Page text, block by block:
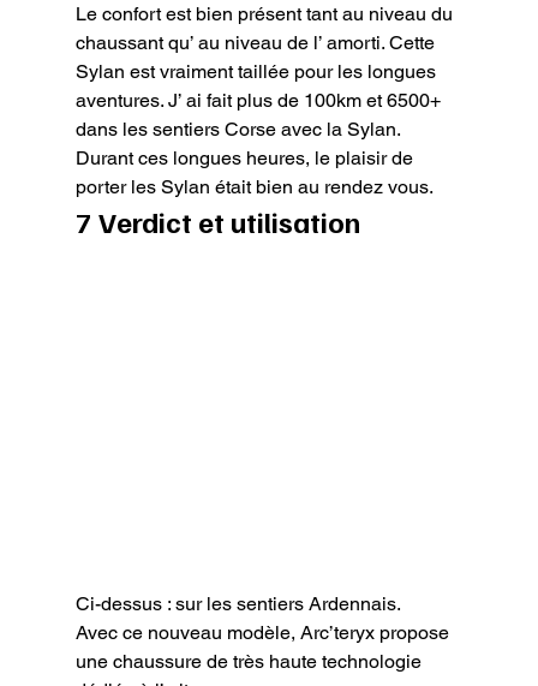
Le confort est bien présent tant au niveau du
chaussant qu’ au niveau de l’ amorti. Cette
Sylan est vraiment taillée pour les longues
aventures. J’ ai fait plus de 100km et 6500+
dans les sentiers Corse avec la Sylan.
Durant ces longues heures, le plaisir de
porter les Sylan était bien au rendez vous.
7 Verdict et utilisation
Ci-dessus : sur les sentiers Ardennais.
Avec ce nouveau modèle, Arc’teryx propose
une chaussure de très haute technologie